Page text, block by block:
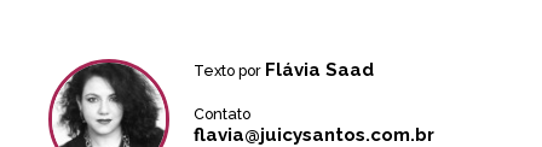
Texto por Flávia Saad
Contato
flavia@juicysantos.com.br